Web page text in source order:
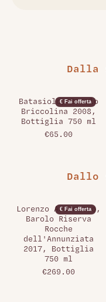
Dalla
€ Fai offerta
Batasiolo, Barolo
Briccolina 2008,
Bottiglia 750 ml
€65.00
Dallo
€ Fai offerta
Lorenzo Accomasso,
Barolo Riserva
Rocche
dell'Annunziata
2017, Bottiglia
750 ml
€269.00